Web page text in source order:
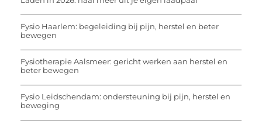
Fysio Haarlem: begeleiding bij pijn, herstel en beter
bewegen
Fysiotherapie Aalsmeer: gericht werken aan herstel en
beter bewegen
Fysio Leidschendam: ondersteuning bij pijn, herstel en
beweging